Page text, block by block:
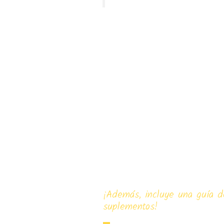
¡Además, incluye una guía
suplementos!